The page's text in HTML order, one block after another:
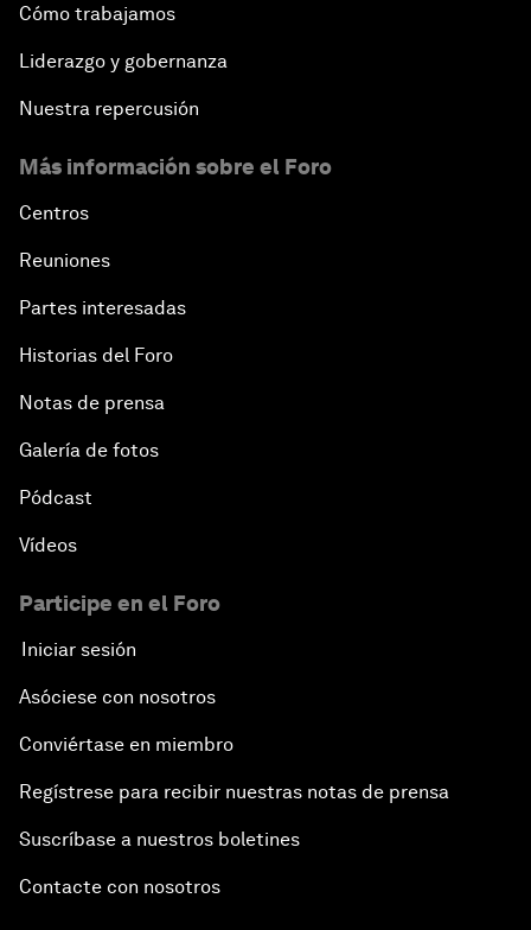
Cómo trabajamos
Liderazgo y gobernanza
Nuestra repercusión
Más información sobre el Foro
Centros
Reuniones
Partes interesadas
Historias del Foro
Notas de prensa
Galería de fotos
Pódcast
Vídeos
Participe en el Foro
Iniciar sesión
Asóciese con nosotros
Conviértase en miembro
Regístrese para recibir nuestras notas de prensa
Suscríbase a nuestros boletines
Contacte con nosotros